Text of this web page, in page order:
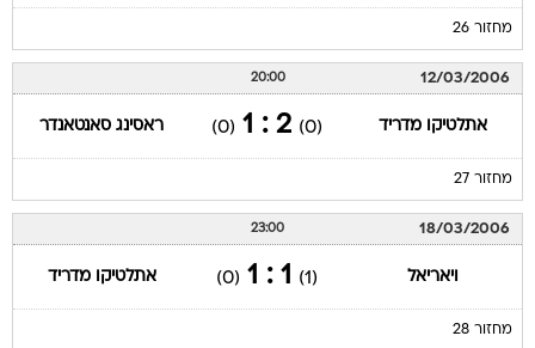
מחזור 26
12/03/2006
20:00
אתלטיקו מדריד (0)
2 : 1
(0) ראסינג סאנטאנדר
מחזור 27
18/03/2006
23:00
ויאריאל (1)
1 : 1
(0) אתלטיקו מדריד
מחזור 28